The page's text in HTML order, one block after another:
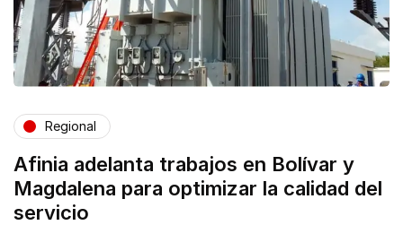
Regional
Afinia adelanta trabajos en Bolívar y
Magdalena para optimizar la calidad del
servicio